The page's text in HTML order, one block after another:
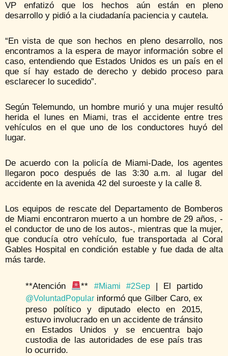
VP enfatizó que los hechos aún están en pleno
desarrollo y pidió a la ciudadanía paciencia y cautela.
“En vista de que son hechos en pleno desarrollo, nos
encontramos a la espera de mayor información sobre el
caso, entendiendo que Estados Unidos es un país en el
que sí hay estado de derecho y debido proceso para
esclarecer lo sucedido”.
Según Telemundo, un hombre murió y una mujer resultó
herida el lunes en Miami, tras el accidente entre tres
vehículos en el que uno de los conductores huyó del
lugar.
De acuerdo con la policía de Miami-Dade, los agentes
llegaron poco después de las 3:30 a.m. al lugar del
accidente en la avenida 42 del suroeste y la calle 8.
Los equipos de rescate del Departamento de Bomberos
de Miami encontraron muerto a un hombre de 29 años, -
el conductor de uno de los autos-, mientras que la mujer,
que conducía otro vehículo, fue transportada al Coral
Gables Hospital en condición estable y fue dada de alta
más tarde.
**Atención ** #Miami #2Sep| El partido
@VoluntadPopular informó que Gilber Caro, ex
preso político y diputado electo en 2015,
estuvo involucrado en un accidente de tránsito
en Estados Unidos y se encuentra bajo
custodia de las autoridades de ese país tras
lo ocurrido.